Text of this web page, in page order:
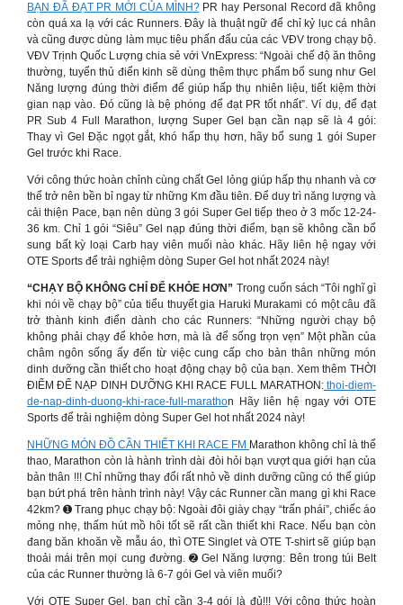
BẠN ĐÃ ĐẠT PR MỚI CỦA MÌNH?PR hay Personal Record đã không
còn quá xa lạ với các Runners. Đây là thuật ngữ để chỉ kỷ lục cá nhân
và cũng được dùng làm mục tiêu phấn đấu của các VĐV trong chạy bộ.
VĐV Trịnh Quốc Lượng chia sẻ với VnExpress: “Ngoài chế độ ăn thông
thường, tuyển thủ điển kinh sẽ dùng thêm thực phẩm bổ sung như Gel
Năng lượng đúng thời điểm để giúp hấp thụ nhiên liệu, tiết kiệm thời
gian nạp vào. Đó cũng là bệ phóng để đạt PR tốt nhất”. Ví dụ, để đạt
PR Sub 4 Full Marathon, lượng Super Gel bạn cần nạp sẽ là 4 gói:
Thay vì Gel Đặc ngọt gắt, khó hấp thụ hơn, hãy bổ sung 1 gói Super
Gel trước khi Race.
Với công thức hoàn chỉnh cùng chất Gel lỏng giúp hấp thụ nhanh và cơ
thể trở nên bền bỉ ngay từ những Km đầu tiên. Để duy trì năng lượng và
cải thiện Pace, bạn nên dùng 3 gói Super Gel tiếp theo ở 3 mốc 12-24-
36 km. Chỉ 1 gói “Siêu” Gel nạp đúng thời điểm, bạn sẽ không cần bổ
sung bất kỳ loại Carb hay viên muối nào khác. Hãy liên hệ ngay với
OTE Sports để trải nghiệm dòng Super Gel hot nhất 2024 này!
“CHẠY BỘ KHÔNG CHỈ ĐỂ KHỎE HƠN” Trong cuốn sách “Tôi nghĩ gì
khi nói về chạy bộ” của tiểu thuyết gia Haruki Murakami có một câu đã
trở thành kinh điển dành cho các Runners: “Những người chạy bộ
không phải chạy để khỏe hơn, mà là để sống trọn vẹn” Một phần của
châm ngôn sống ấy đến từ việc cung cấp cho bản thân những món
dinh dưỡng cần thiết cho hoạt động chạy bộ của bạn. Xem thêm THỜI
ĐIỂM ĐỂ NẠP DINH DƯỠNG KHI RACE FULL MARATHON:thoi-diem-
de-nap-dinh-duong-khi-race-full-marathon Hãy liên hệ ngay với OTE
Sports để trải nghiệm dòng Super Gel hot nhất 2024 này!
NHỮNG MÓN ĐỒ CẦN THIẾT KHI RACE FM Marathon không chỉ là thể
thao, Marathon còn là hành trình dài đòi hỏi bạn vượt qua giới hạn của
bản thân !!! Chỉ những thay đổi rất nhỏ về dinh dưỡng cũng có thể giúp
bạn bứt phá trên hành trình này! Vậy các Runner cần mang gì khi Race
42km? ➊ Trang phục chạy bộ: Ngoài đôi giày chạy “trấn phái”, chiếc áo
mỏng nhẹ, thấm hút mồ hôi tốt sẽ rất cần thiết khi Race. Nếu bạn còn
đang băn khoăn về mẫu áo, thì OTE Singlet và OTE T-shirt sẽ giúp bạn
thoải mái trên mọi cung đường. ➋ Gel Năng lượng: Bên trong túi Belt
của các Runner thường là 6-7 gói Gel và viên muối?
Với OTE Super Gel, bạn chỉ cần 3-4 gói là đủ!!! Với công thức hoàn